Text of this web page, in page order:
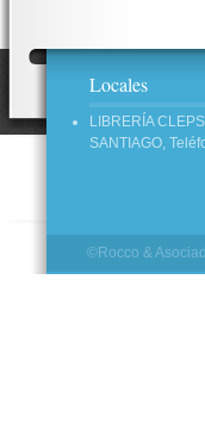
Locales
LIBRERÍA
SANTIAGO,
©Rocco &